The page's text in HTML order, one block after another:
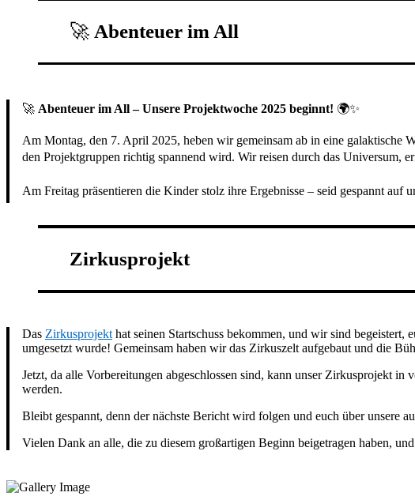
🚀 Abenteuer im All
🚀 Abenteuer im All – Unsere Projektwoche 2025 beginnt! 🌍✨
Am Montag, den 7. April 2025, heben wir gemeinsam ab in eine galaktische
den Projektgruppen richtig spannend wird. Wir reisen durch das Universum,
Am Freitag präsentieren die Kinder stolz ihre Ergebnisse – seid gespannt auf
Zirkusprojekt
Das Zirkusprojekt hat seinen Startschuss bekommen, und wir sind
umgesetzt wurde! Gemeinsam haben wir das Zirkuszelt aufgebaut und die
Jetzt, da alle Vorbereitungen abgeschlossen sind, kann unser Zirkusprojekt
werden.
Bleibt gespannt, denn der nächste Bericht wird folgen und euch über unsere
Vielen Dank an alle, die zu diesem großartigen Beginn beigetragen haben,